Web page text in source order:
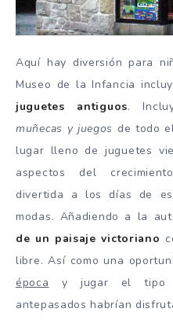
Aquí hay diversión para
Museo de la Infancia
juguetes antiguos.
muñecas y juegos de todo
lugar lleno de juguetes
aspectos del
divertida a los días de
modas. Añadiendo a la
de un paisaje victoriano
libre. Así como una
época y jugar el tipo
antepasados habrían